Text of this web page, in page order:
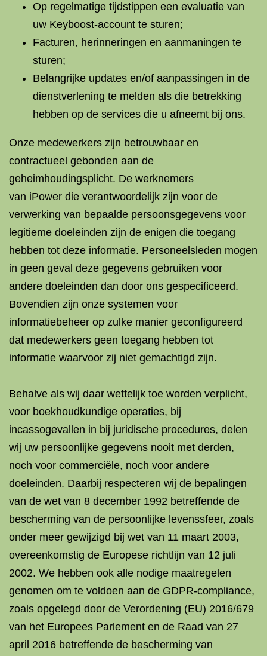
Op regelmatige tijdstippen een evaluatie van
uw Keyboost-account te sturen;
Facturen, herinneringen en aanmaningen te
sturen;
Belangrijke updates en/of aanpassingen in de
dienstverlening te melden als die betrekking
hebben op de services die u afneemt bij ons.
Onze medewerkers zijn betrouwbaar en
contractueel gebonden aan de
geheimhoudingsplicht. De werknemers
van iPower die verantwoordelijk zijn voor de
verwerking van bepaalde persoonsgegevens voor
legitieme doeleinden zijn de enigen die toegang
hebben tot deze informatie. Personeelsleden mogen
in geen geval deze gegevens gebruiken voor
andere doeleinden dan door ons gespecificeerd.
Bovendien zijn onze systemen voor
informatiebeheer op zulke manier geconfigureerd
dat medewerkers geen toegang hebben tot
informatie waarvoor zij niet gemachtigd zijn.
Behalve als wij daar wettelijk toe worden verplicht,
voor boekhoudkundige operaties, bij
incassogevallen in bij juridische procedures, delen
wij uw persoonlijke gegevens nooit met derden,
noch voor commerciële, noch voor andere
doeleinden. Daarbij respecteren wij de bepalingen
van de wet van 8 december 1992 betreffende de
bescherming van de persoonlijke levenssfeer, zoals
onder meer gewijzigd bij wet van 11 maart 2003,
overeenkomstig de Europese richtlijn van 12 juli
2002. We hebben ook alle nodige maatregelen
genomen om te voldoen aan de GDPR-compliance,
zoals opgelegd door de Verordening (EU) 2016/679
van het Europees Parlement en de Raad van 27
april 2016 betreffende de bescherming van